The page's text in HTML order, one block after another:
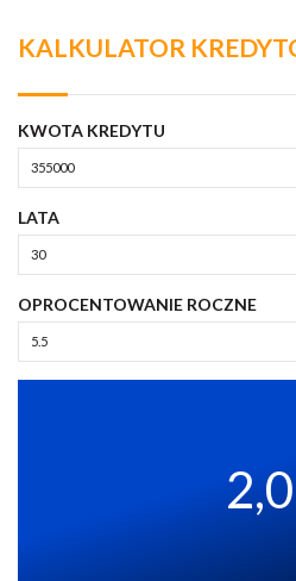
KALKULATOR
KWOTA KREDYTU
LATA
OPROCENTOWANIE ROCZNE